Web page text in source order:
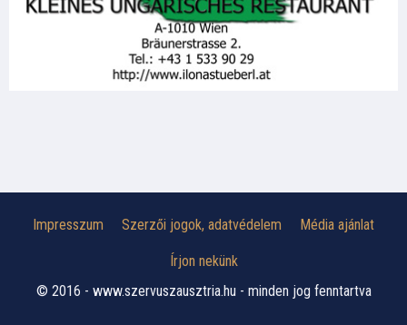
Impresszum Szerzői jogok, adatvédelem Média ajánlat
Írjon nekünk
© 2016 - www.szervuszausztria.hu - minden jog fenntartva